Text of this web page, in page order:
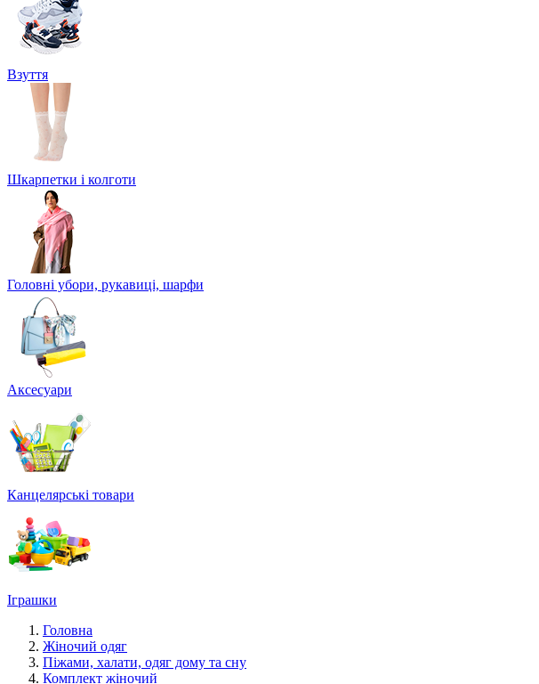
Взуття
Шкарпетки і колготи
Головні убори, рукавиці, шарфи
Аксесуари
Канцелярські товари
Іграшки
Головна
Жіночий одяг
Піжами, халати, одяг дому та сну
Комплект жіночий